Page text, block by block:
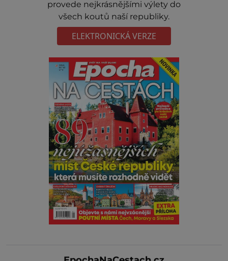
provede nejkrásnějšími výlety do
všech koutů naší republiky.
ELEKTRONICKÁ VERZE